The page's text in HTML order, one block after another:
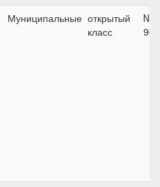
Муниципальные открытый
класс
90